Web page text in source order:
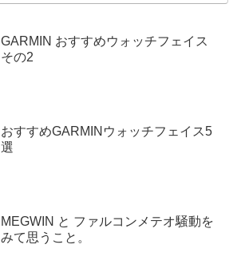
GARMIN おすすめウォッチフェイス
その2
おすすめGARMINウォッチフェイス5
選
MEGWIN と ファルコンメテオ騒動を
みて思うこと。